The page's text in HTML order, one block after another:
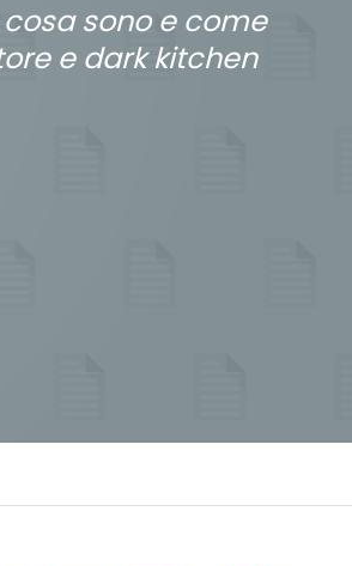
sono e come
e dark kitchen